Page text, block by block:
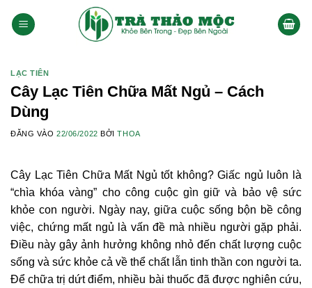
qua
LẠC TIÊN
Cây Lạc Tiên Chữa Mất Ngủ – Cách
Dùng
ĐĂNG VÀO22/06/2022 BỞITHOA
Cây Lạc Tiên Chữa Mất Ngủ tốt không? Giấc ngủ luôn là
“chìa khóa vàng” cho công cuộc gìn giữ và bảo vệ sức
khỏe con người. Ngày nay, giữa cuộc sống bộn bề công
việc, chứng mất ngủ là vấn đề mà nhiều người gặp phải.
Điều này gây ảnh hưởng không nhỏ đến chất lượng cuộc
sống và sức khỏe cả về thể chất lẫn tinh thần con người ta.
Để chữa trị dứt điểm, nhiều bài thuốc đã được nghiên cứu,